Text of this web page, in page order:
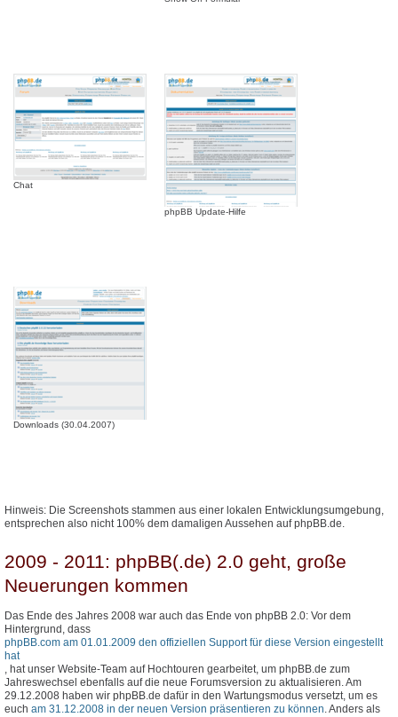
Chat
phpBB Update-Hilfe
Downloads (30.04.2007)
Hinweis: Die Screenshots stammen aus einer lokalen Entwicklungsumgebung,
entsprechen also nicht 100% dem damaligen Aussehen auf phpBB.de.
2009 - 2011: phpBB(.de) 2.0 geht, große
Neuerungen kommen
Das Ende des Jahres 2008 war auch das Ende von phpBB 2.0: Vor dem
Hintergrund, dass
phpBB.com am 01.01.2009 den offiziellen Support für diese Version eingestellt
hat
, hat unser Website-Team auf Hochtouren gearbeitet, um phpBB.de zum
Jahreswechsel ebenfalls auf die neue Forumsversion zu aktualisieren. Am
29.12.2008 haben wir phpBB.de dafür in den Wartungsmodus versetzt, um es
euch am 31.12.2008 in der neuen Version präsentieren zu können. Anders als